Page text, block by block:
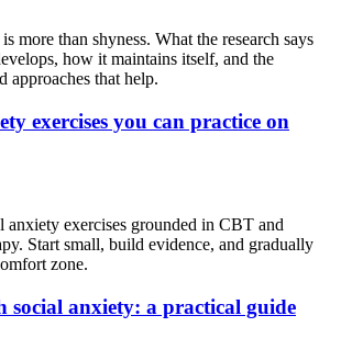
more than shyness. What the research says
how it maintains itself, and the
approaches that help.
exercises you can practice on
anxiety exercises grounded in CBT and
Start small, build evidence, and gradually
zone.
social anxiety: a practical guide